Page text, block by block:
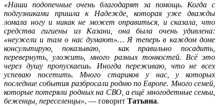
«Наши подопечные очень благодарят за помощь. Когда с
подгузниками пришла к Надежде, которая уже дважды
ломала ногу и никак не может оправиться, и сказала, что
средства гигиены из Казани, она была очень удивлена:
«неужели и там о нас думают»… Я теперь в каждом доме
консультирую, показываю, как правильно посадить,
перевернуть, уложить, много разных тонкостей. Всё это
через душу пропускаешь. Иногда переживаю, что не всех
успеваю посетить. Много стариков у нас, у которых
последние события разбросали родню по Европе. Много семей,
которые потеряли родных на СВО, а ещё многодетные семьи,
беженцы, переселенцы», — говорит Татьяна.